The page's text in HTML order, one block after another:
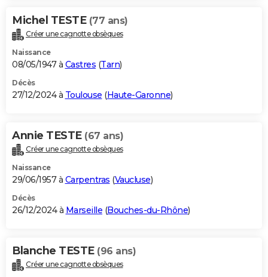
Michel TESTE (77 ans)
Créer une cagnotte obsèques
Naissance
08/05/1947 à Castres (Tarn)
Décès
27/12/2024 à Toulouse (Haute-Garonne)
Annie TESTE (67 ans)
Créer une cagnotte obsèques
Naissance
29/06/1957 à Carpentras (Vaucluse)
Décès
26/12/2024 à Marseille (Bouches-du-Rhône)
Blanche TESTE (96 ans)
Créer une cagnotte obsèques